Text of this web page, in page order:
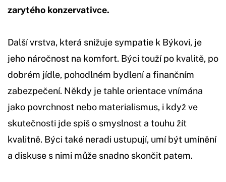
zarytého konzervativce.
Další vrstva, která snižuje sympatie k Býkovi, je
jeho náročnost na komfort. Býci touží po kvalitě, po
dobrém jídle, pohodlném bydlení a finančním
zabezpečení. Někdy je tahle orientace vnímána
jako povrchnost nebo materialismus, i když ve
skutečnosti jde spíš o smyslnost a touhu žít
kvalitně. Býci také neradi ustupují, umí být umínění
a diskuse s nimi může snadno skončit patem.